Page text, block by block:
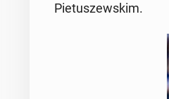
Pie­tu­szew­skim.